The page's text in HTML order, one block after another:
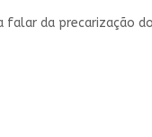
falar da precarização